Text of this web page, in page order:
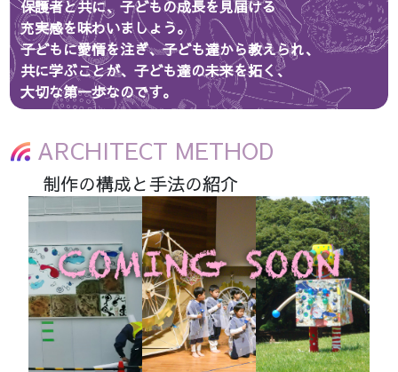
充実感を味わいましょう。
子どもに愛情を注ぎ、子ども達から教えられ、
共に学ぶことが、子ども達の未来を拓く、
大切な第一歩なのです。
制作の構成と手法の紹介